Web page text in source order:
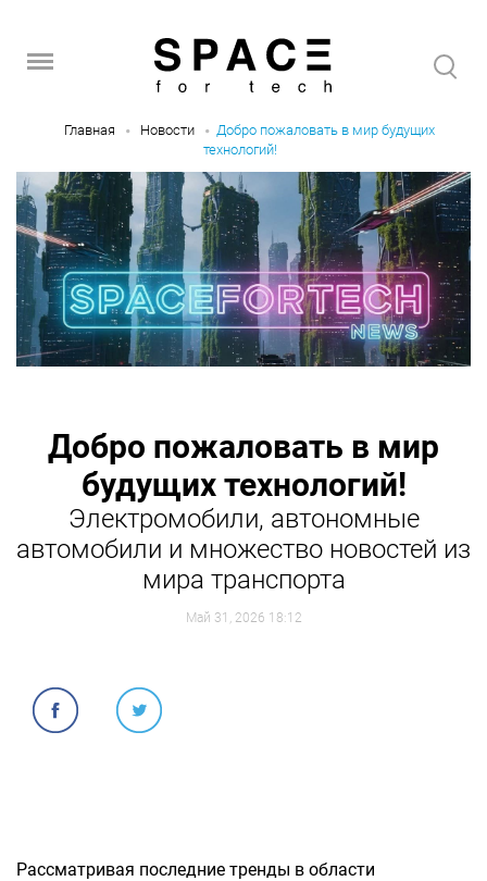
Главная Новости
Добро пожаловать в мир будущих
технологий!
Добро пожаловать в мир
будущих технологий!
Электромобили, автономные
автомобили и множество новостей из
мира транспорта
Май 31, 2026 18:12
Рассматривая последние тренды в области